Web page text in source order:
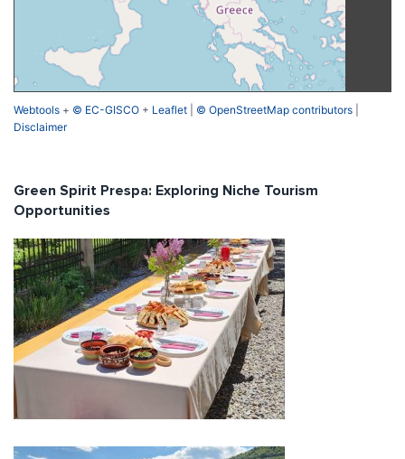
Webtools + © EC-GISCO + Leaflet © OpenStreetMap contributors
Disclaimer
Green Spirit Prespa: Exploring Niche Tourism
Opportunities